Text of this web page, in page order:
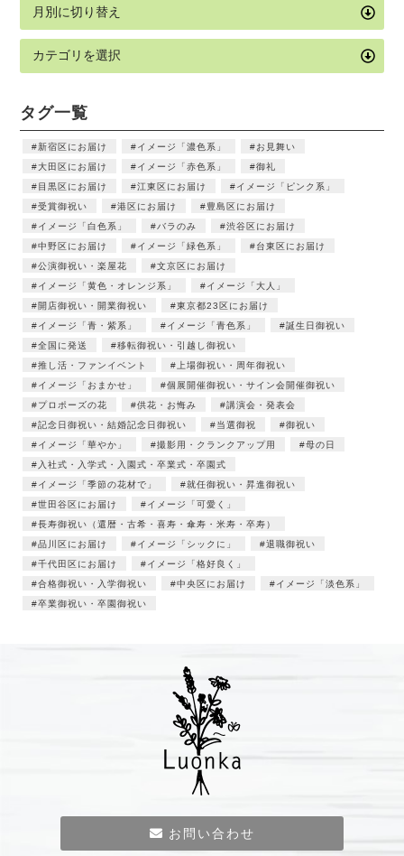
タグ一覧
新宿区にお届け イメージ「濃色系」
お見舞い
大田区にお届け
イメージ「赤色系」
御礼
目黒区にお届け
江東区にお届け
イメージ「ピンク系」
受賞御祝い
港区にお届け
豊島区にお届け
イメージ「白色系」
バラのみ
渋谷区にお届け
中野区にお届け
イメージ「緑色系」
台東区にお届け
公演御祝い・楽屋花
文京区にお届け
イメージ「黄色・オレンジ系」
イメージ「大人」
開店御祝い・開業御祝い
東京都23区にお届け
イメージ「青・紫系」
イメージ「青色系」
誕生日御祝い
全国に発送
移転御祝い・引越し御祝い
推し活・ファンイベント
上場御祝い・周年御祝い
イメージ「おまかせ」
個展開催御祝い・サイン会開催御祝い
プロポーズの花
供花・お悔み
講演会・発表会
記念日御祝い・結婚記念日御祝い
当選御祝
御祝い
イメージ「華やか」
撮影用・クランクアップ用
母の日
入社式・入学式・入園式・卒業式・卒園式
イメージ「季節の花材で」
就任御祝い・昇進御祝い
世田谷区にお届け
イメージ「可愛く」
長寿御祝い（還暦・古希・喜寿・傘寿・米寿・卒寿）
品川区にお届け
イメージ「シックに」
退職御祝い
千代田区にお届け
イメージ「格好良く」
合格御祝い・入学御祝い
中央区にお届け
イメージ「淡色系」
卒業御祝い・卒園御祝い
お問い合わせ